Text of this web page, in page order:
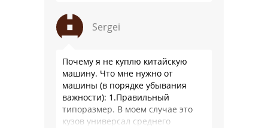
почти все китайские
производители работают …
Sergei
Почему я не куплю китайскую
машину. Что мне нужно от
машины (в порядке убывания
важности): 1.Правильный
типоразмер. В моем случае это
кузов универсал среднего